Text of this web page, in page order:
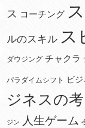
ス コーチング
ルのスキル ス
ダウジング チャクラ
パラダイムシフト ビ
ジネスの
ジン 人生ゲーム